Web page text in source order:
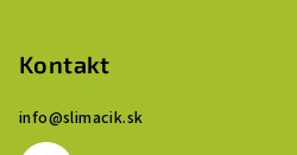
Kontakt
info@slimacik.sk